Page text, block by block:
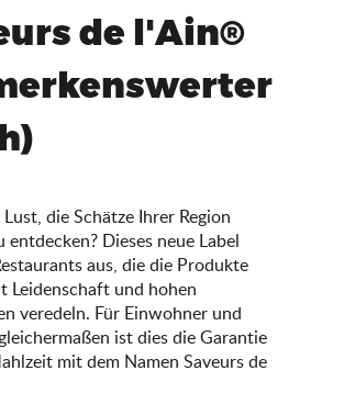
de l'Ain®
die Schätze Ihrer Region
entdecken? Dieses neue Label
aus, die die Produkte
Leidenschaft und hohen
veredeln. Für Einwohner und
ist dies die Garantie
mit dem Namen Saveurs de